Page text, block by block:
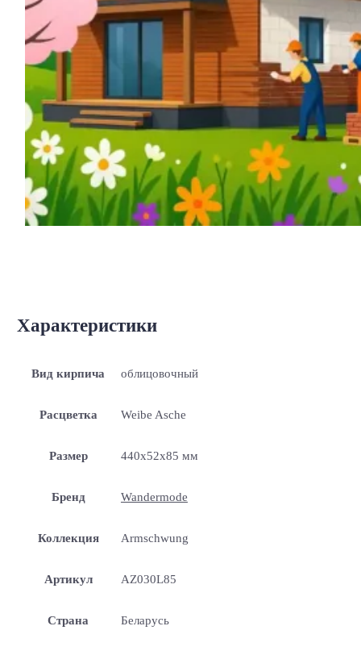
Характеристики
Вид кирпича облицовочный
Расцветка Weibe Asche
Размер 440x52x85 мм
Бренд Wandermode
Коллекция Armschwung
Артикул AZ030L85
Страна Беларусь